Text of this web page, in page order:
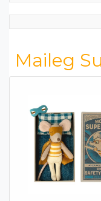
Maileg